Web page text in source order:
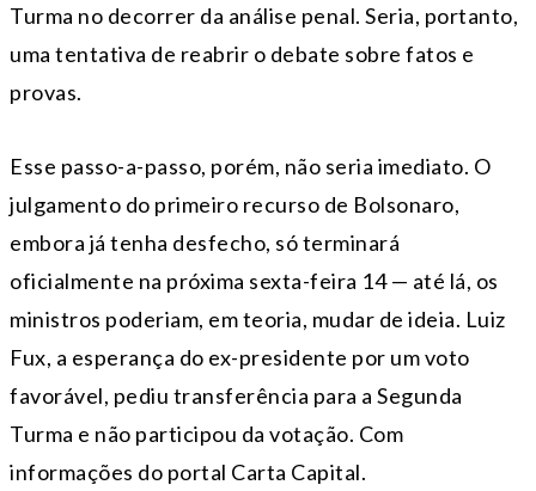
Turma no decorrer da análise penal. Seria, portanto,
uma tentativa de reabrir o debate sobre fatos e
provas.
Esse passo-a-passo, porém, não seria imediato. O
julgamento do primeiro recurso de Bolsonaro,
embora já tenha desfecho, só terminará
oficialmente na próxima sexta-feira 14 — até lá, os
ministros poderiam, em teoria, mudar de ideia. Luiz
Fux, a esperança do ex-presidente por um voto
favorável, pediu transferência para a Segunda
Turma e não participou da votação. Com
informações do portal Carta Capital.